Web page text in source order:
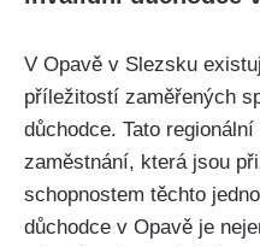
V Opavě v Slezsku
příležitostí zaměřených
důchodce. Tato
zaměstnání, která jsou
schopnostem těchto
důchodce v Opavě je